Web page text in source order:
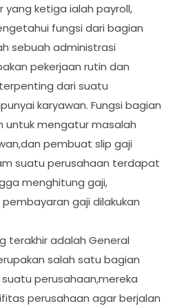
yang ketiga ialah payroll,
fungsi dari bagian
sebuah administrasi
pekerjaan rutin dan
dari suatu
karyawan. Fungsi bagian
untuk mengatur masalah
pembuat slip gaji
suatu perusahaan terdapat
menghitung gaji,
gaji dilakukan
terakhir adalah General
salah satu bagian
perusahaan,mereka
perusahaan agar berjalan